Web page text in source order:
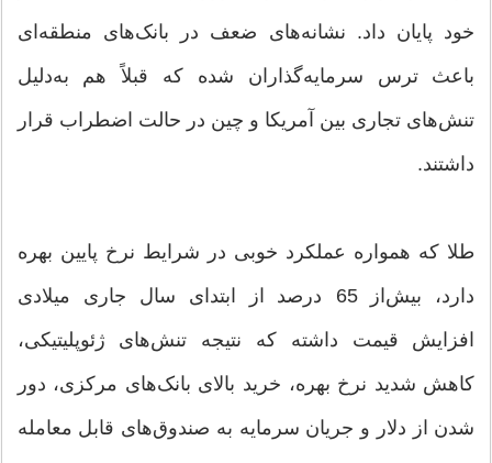
خود پایان داد. نشانه‌های ضعف در بانک‌های منطقه‌ای
باعث ترس سرمایه‌گذاران شده که قبلاً هم به‌دلیل
تنش‌های تجاری بین آمریکا و چین در حالت اضطراب قرار
داشتند.
طلا که همواره عملکرد خوبی در شرایط نرخ پایین بهره
دارد، بیش‌از 65 درصد از ابتدای سال جاری میلادی
افزایش قیمت داشته که نتیجه تنش‌های ژئوپلیتیکی،
کاهش شدید نرخ بهره، خرید بالای بانک‌های مرکزی، دور
شدن از دلار و جریان سرمایه به صندوق‌های قابل معامله